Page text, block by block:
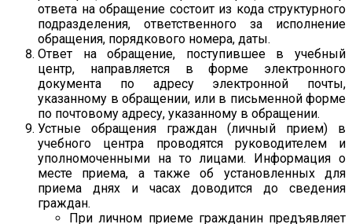
ответа на обращение состоит из кода структурного
подразделения, ответственного за исполнение
обращения, порядкового номера, даты.
Ответ на обращение, поступившее в учебный
центр, направляется в форме электронного
документа по адресу электронной почты,
указанному в обращении, или в письменной форме
по почтовому адресу, указанному в обращении.
Устные обращения граждан (личный прием) в
учебного центра проводятся руководителем и
уполномоченными на то лицами. Информация о
месте приема, а также об установленных для
приема днях и часах доводится до сведения
граждан.
При личном приеме гражданин предъявляет